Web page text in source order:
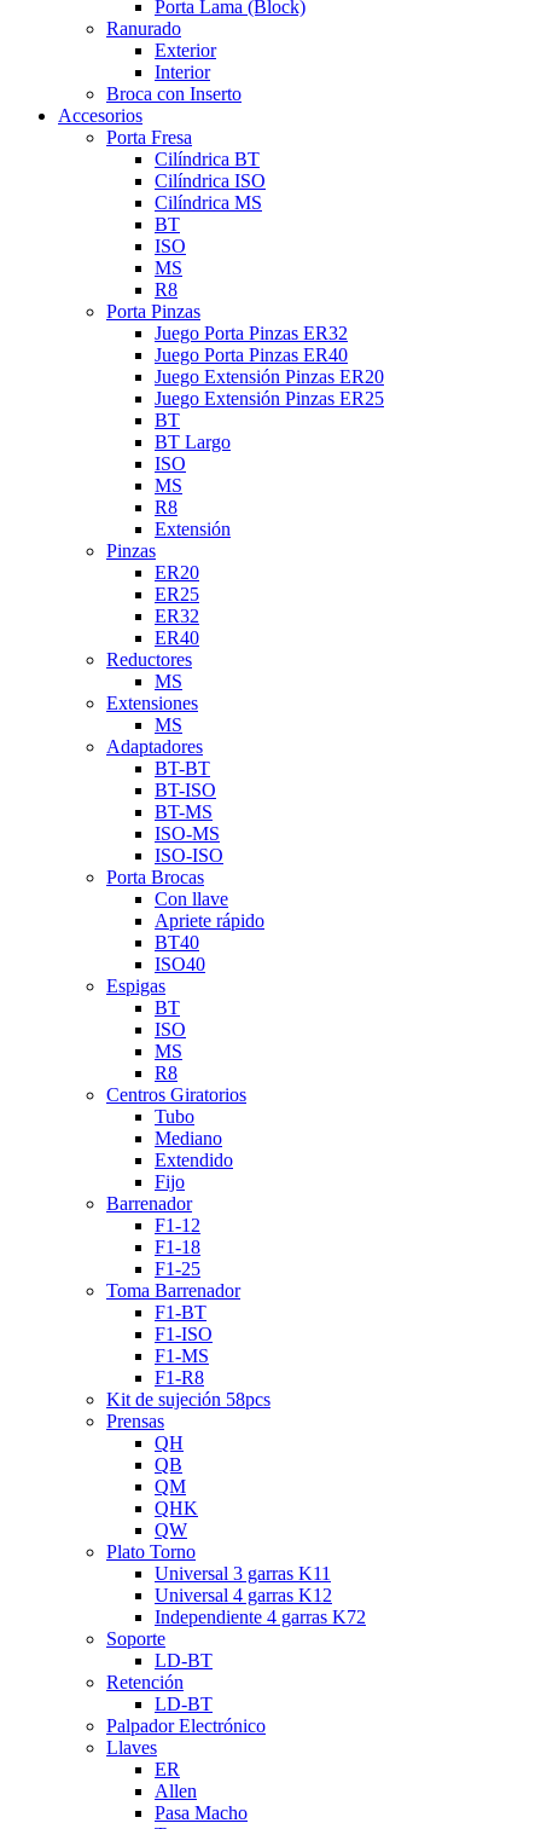
Porta Lama (Block)
Ranurado
Exterior
Interior
Broca con Inserto
Accesorios
Porta Fresa
Cilíndrica BT
Cilíndrica ISO
Cilíndrica MS
BT
ISO
MS
R8
Porta Pinzas
Juego Porta Pinzas ER32
Juego Porta Pinzas ER40
Juego Extensión Pinzas ER20
Juego Extensión Pinzas ER25
BT
BT Largo
ISO
MS
R8
Extensión
Pinzas
ER20
ER25
ER32
ER40
Reductores
MS
Extensiones
MS
Adaptadores
BT-BT
BT-ISO
BT-MS
ISO-MS
ISO-ISO
Porta Brocas
Con llave
Apriete rápido
BT40
ISO40
Espigas
BT
ISO
MS
R8
Centros Giratorios
Tubo
Mediano
Extendido
Fijo
Barrenador
F1-12
F1-18
F1-25
Toma Barrenador
F1-BT
F1-ISO
F1-MS
F1-R8
Kit de sujeción 58pcs
Prensas
QH
QB
QM
QHK
QW
Plato Torno
Universal 3 garras K11
Universal 4 garras K12
Independiente 4 garras K72
Soporte
LD-BT
Retención
LD-BT
Palpador Electrónico
Llaves
ER
Allen
Pasa Macho